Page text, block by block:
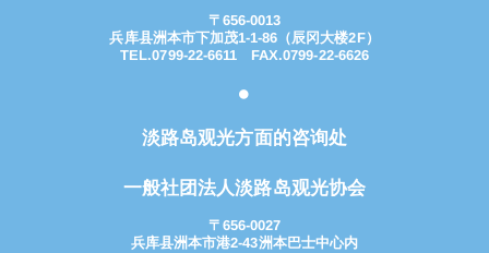
〒656-0013
兵库县洲本市下加茂1-1-86（辰冈大楼2F）
TEL.0799-22-6611 FAX.0799-22-6626
淡路岛观光方面的咨询处
一般社团法人淡路岛观光协会
〒656-0027
兵库县洲本市港2-43洲本巴士中心内